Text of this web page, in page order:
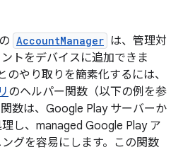
AccountManager は、管理対
トをデバイスに追加できま
のやり取りを簡素化するには、
のヘルパー関数（以下の例を参
数は、Google Play サーバーか
し、managed Google Play ア
グを容易にします。この関数